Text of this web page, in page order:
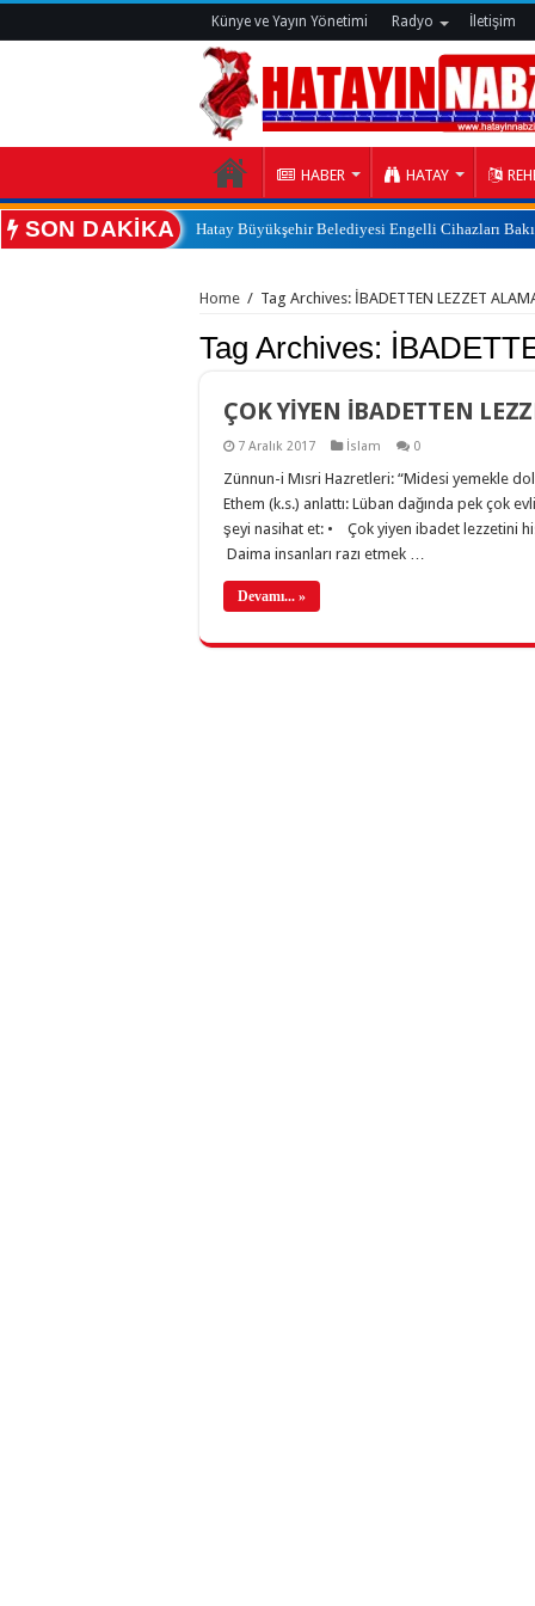
Künye ve Yayın Yönetimi Radyo İletişim
HABER HATAY
SON DAKİKA
:
Hatay Büyükşehir Belediyesi Engelli Cihazları
Home / Tag Archives: İBADETTEN LEZZET
Tag Archives:
ÇOK YİYEN İBADETTEN
7 Aralık 2017 İslam 0
Zünnun-i Mısri Hazretleri: “Midesi yemekle
Ethem (k.s.) anlattı: Lüban dağında pek çok
şeyi nasihat et: • Çok yiyen ibadet lezzetini
Daima insanları razı etmek …
Devamı... »